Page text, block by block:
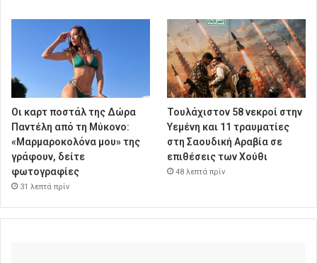
Οι καρτ ποστάλ της Δώρα
Παντέλη από τη Μύκονο:
«Μαρμαροκολόνα μου» της
γράφουν, δείτε
φωτογραφίες
31 λεπτά πρίν
Τουλάχιστον 58 νεκροί στην
Υεμένη και 11 τραυματίες
στη Σαουδική Αραβία σε
επιθέσεις των Χούθι
48 λεπτά πρίν